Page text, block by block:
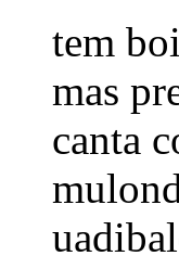
tem
mas
canta